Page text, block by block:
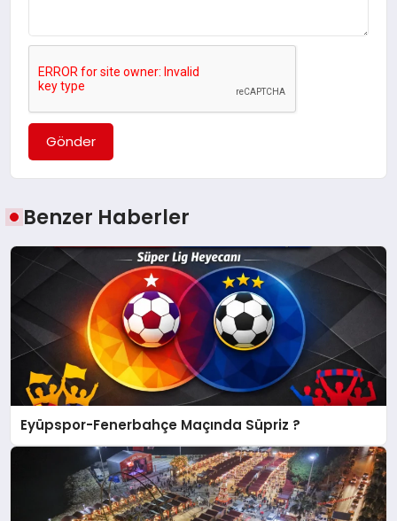
Gönder
Benzer Haberler
Eyüpspor-Fenerbahçe Maçında Süpriz ?